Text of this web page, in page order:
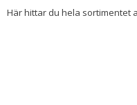
Här hittar du hela sortimentet